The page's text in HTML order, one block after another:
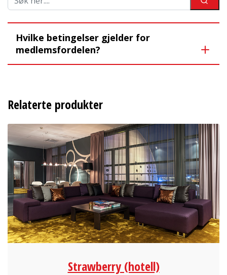
Hvilke betingelser gjelder for
medlemsfordelen?
Relaterte produkter
Strawberry (hotell)